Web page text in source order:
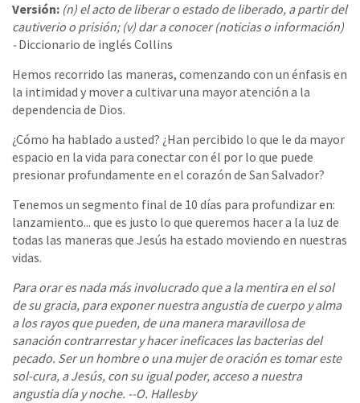
Versión: (n) el acto de liberar o estado de liberado, a partir del
cautiverio o prisión; (v) dar a conocer (noticias o información)
-Diccionario de inglés Collins
Hemos recorrido las maneras, comenzando con un énfasis en
la intimidad y mover a cultivar una mayor atención a la
dependencia de Dios.
¿Cómo ha hablado a usted? ¿Han percibido lo que le da mayor
espacio en la vida para conectar con él por lo que puede
presionar profundamente en el corazón de San Salvador?
Tenemos un segmento final de 10 días para profundizar en:
lanzamiento... que es justo lo que queremos hacer a la luz de
todas las maneras que Jesús ha estado moviendo en nuestras
vidas.
Para orar es nada más involucrado que a la mentira en el sol
de su gracia, para exponer nuestra angustia de cuerpo y alma
a los rayos que pueden, de una manera maravillosa de
sanación contrarrestar y hacer ineficaces las bacterias del
pecado. Ser un hombre o una mujer de oración es tomar este
sol-cura, a Jesús, con su igual poder, acceso a nuestra
angustia día y noche. --O. Hallesby